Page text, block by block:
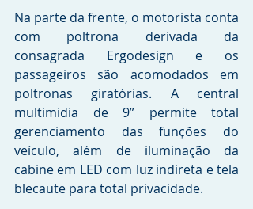
Na parte da frente, o motorista conta
com poltrona derivada da
consagrada Ergodesign e os
passageiros são acomodados em
poltronas giratórias. A central
multimidia de 9” permite total
gerenciamento das funções do
veículo, além de iluminação da
cabine em LED com luz indireta e tela
blecaute para total privacidade.